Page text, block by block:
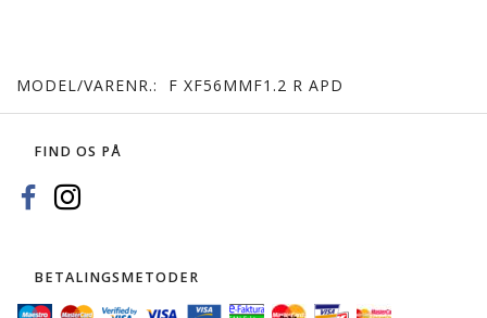
MODEL/VARENR.: F XF56MMF1.2 R APD
FIND OS PÅ
BETALINGSMETODER